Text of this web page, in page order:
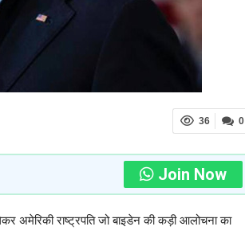
0
36
Join Now
अमेरिकी राष्ट्रपति जो बाइडेन की कड़ी आलोचना का